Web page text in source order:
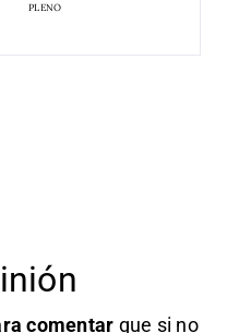
PLENO
comentar que si no